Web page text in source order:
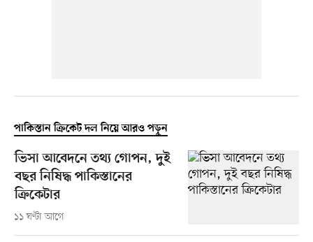
পাকিস্তান ক্রিকেট দল নিয়ে আরও পড়ুন
ভিসা আবেদনে তথ্য গোপন, দুই
বছর নিষিদ্ধ পাকিস্তানের
ক্রিকেটার
১১ ঘণ্টা আগে